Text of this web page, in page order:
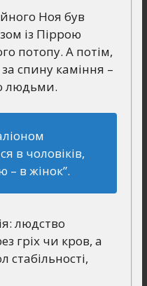
Ноя був
із Піррою
потопу. А потім,
спину каміння –
людьми.
в чоловіків,
– в жінок”.
людство
гріх чи кров, а